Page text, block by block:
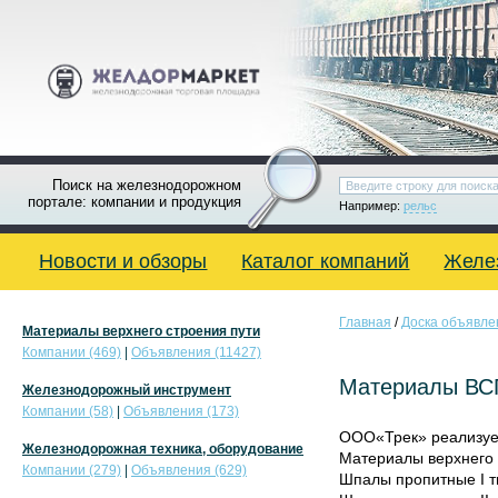
Поиск на железнодорожном
портале: компании и продукция
Например: рельс
Новости и обзоры Каталог компаний
Главная /Доска
Материалы
OОО«Трек»
Материалы верхнего
Шпалы пропитные I
Материалы верхнего строения пути
Компании (469)
Объявления (11427)
Железнодорожный инструмент
Компании (58)
Объявления (173)
Железнодорожная техника, оборудование
Компании (279)
Объявления (629)